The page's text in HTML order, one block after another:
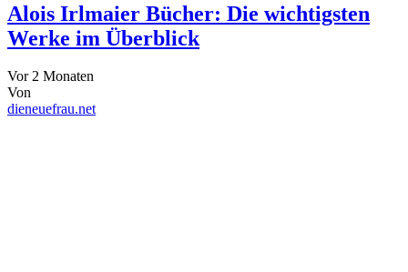
Alois Irlmaier Bücher: Die wichtigsten
Werke im Überblick
Vor 2 Monaten
Von
dieneuefrau.net